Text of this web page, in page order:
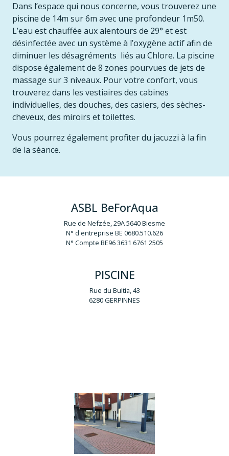
Dans l’espace qui nous concerne, vous trouverez une
piscine de 14m sur 6m avec une profondeur 1m50.
L’eau est chauffée aux alentours de 29° et est
désinfectée avec un système à l’oxygène actif afin de
diminuer les désagréments liés au Chlore. La piscine
dispose également de 8 zones pourvues de jets de
massage sur 3 niveaux. Pour votre confort, vous
trouverez dans les vestiaires des cabines
individuelles, des douches, des casiers, des sèches-
cheveux, des miroirs et toilettes.
Vous pourrez également profiter du jacuzzi à la fin
de la séance.
ASBL BeForAqua
Rue de Nefzée, 29A 5640 Biesme
N° d'entreprise BE 0680.510.626
N° Compte BE96 3631 6761 2505
PISCINE
Rue du Bultia, 43
6280 GERPINNES